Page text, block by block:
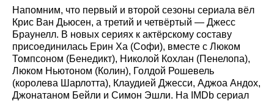
Напомним, что первый и второй сезоны сериала вёл
Крис Ван Дьюсен, а третий и четвёртый — Джесс
Браунелл. В новых сериях к актёрскому составу
присоединилась Ерин Ха (Софи), вместе с Люком
Томпсоном (Бенедикт), Николой Кохлан (Пенелопа),
Люком Ньютоном (Колин), Голдой Рошевель
(королева Шарлотта), Клаудией Джесси, Аджоа Андох,
Джонатаном Бейли и Симон Эшли. На IMDb сериал